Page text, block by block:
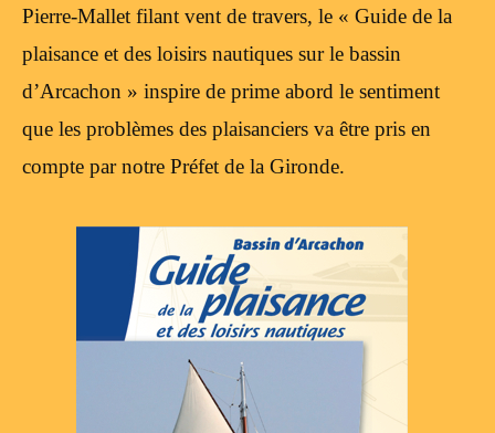
Pierre-Mallet filant vent de travers, le « Guide de la
plaisance et des loisirs nautiques sur le bassin
d’Arcachon » inspire de prime abord le sentiment
que les problèmes des plaisanciers va être pris en
compte par notre Préfet de la Gironde.